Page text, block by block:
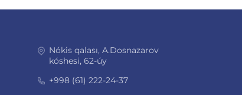
Nókis qalası, A.Dosnazarov
kóshesi, 62-úy
+998 (61) 222-24-37